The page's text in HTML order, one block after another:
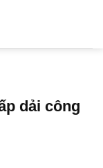
dải công